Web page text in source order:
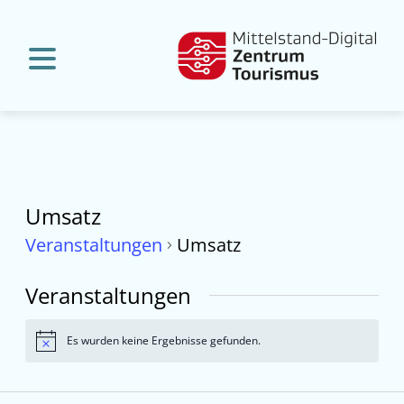
Umsatz
Veranstaltungen Umsatz
Veranstaltungen
HinweisEs wurden keine Ergebnisse gefunden.